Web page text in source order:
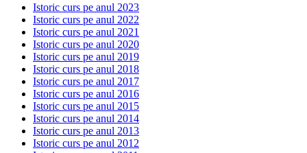
Istoric curs pe anul 2023
Istoric curs pe anul 2022
Istoric curs pe anul 2021
Istoric curs pe anul 2020
Istoric curs pe anul 2019
Istoric curs pe anul 2018
Istoric curs pe anul 2017
Istoric curs pe anul 2016
Istoric curs pe anul 2015
Istoric curs pe anul 2014
Istoric curs pe anul 2013
Istoric curs pe anul 2012